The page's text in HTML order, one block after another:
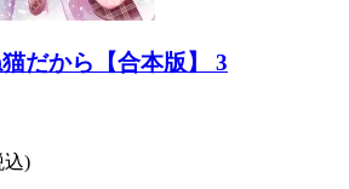
だから【合本版】 3
込)